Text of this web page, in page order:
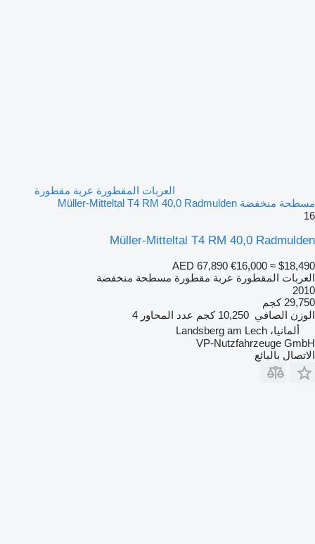
العربات المقطورة عربة مقطورة
مسطحة منخفضة Müller-Mitteltal T4 RM 40,0 Radmulden
16
Müller-Mitteltal T4 RM 40,0 Radmulden
AED 67,890 €16,000 ≈ $18,490
العربات المقطورة عربة مقطورة مسطحة منخفضة
2010
29,750 كجم
الوزن الصافي 10,250 كجم عدد المحاور 4
ألمانيا، Landsberg am Lech
VP-Nutzfahrzeuge GmbH
الاتصال بالبائع